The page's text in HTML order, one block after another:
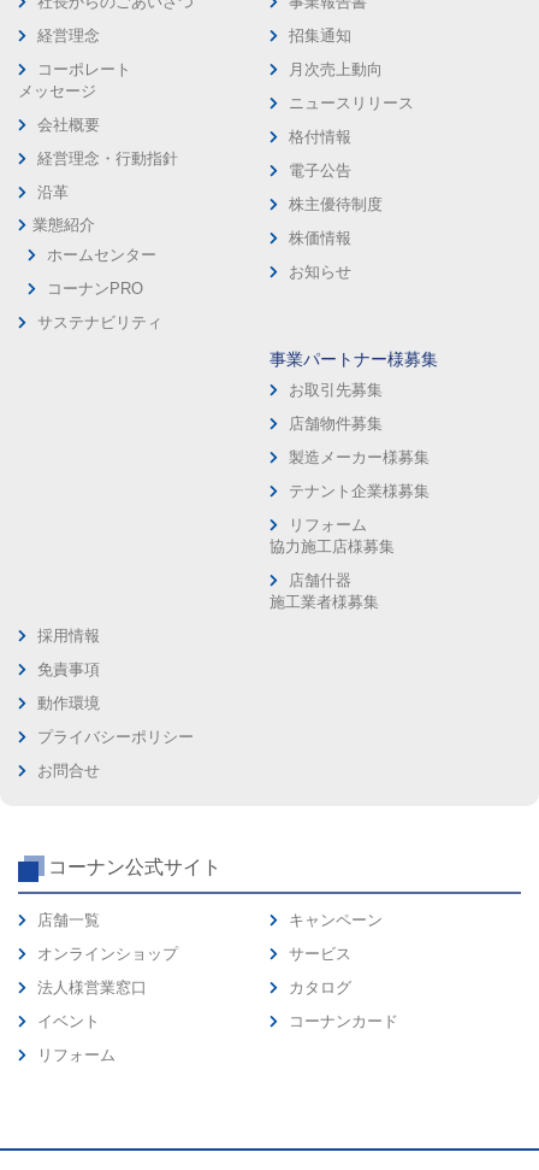
経営理念
コーポレート
メッセージ
会社概要
経営理念・行動指針
沿革
業態紹介
ホームセンター
コーナンPRO
サステナビリティ
招集通知
月次売上動向
ニュースリリース
格付情報
電子公告
株主優待制度
株価情報
お知らせ
事業パートナー様募集
お取引先募集
店舗物件募集
製造メーカー様募集
テナント企業様募集
リフォーム
協力施工店様募集
店舗什器
施工業者様募集
採用情報
免責事項
動作環境
プライバシーポリシー
お問合せ
コーナン公式サイト
店舗一覧
オンラインショップ
法人様営業窓口
イベント
リフォーム
キャンペーン
サービス
カタログ
コーナンカード